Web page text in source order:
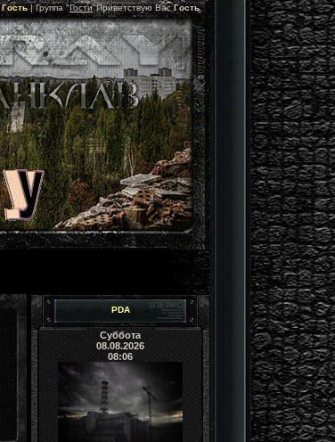
Гость|Группа"Гости"Приветствую Вас Гость
PDA
Суббота
08.08.2026
08:06